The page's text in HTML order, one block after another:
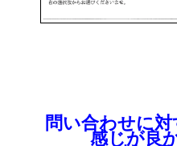
問い合わせに対
感じが良